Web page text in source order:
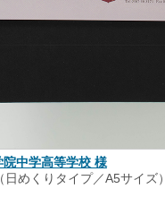
中学高等学校 様
めくりタイプ／A5サイズ）